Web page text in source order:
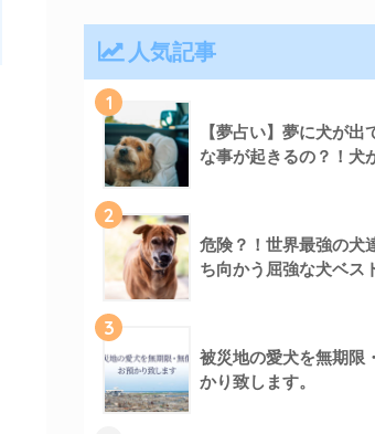
人気記事
1
【夢占い】夢に犬が出
な事が起きるの？！犬
2
危険？！世界最強の犬
ち向かう屈強な犬ベス
3
被災地の愛犬を無期限
かり致します。